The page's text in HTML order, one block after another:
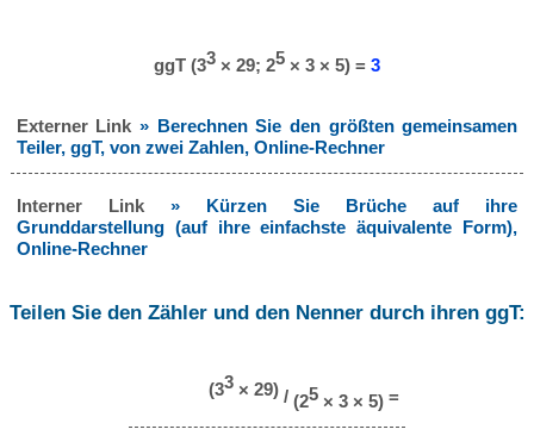
ggT (33 × 29; 25 × 3 × 5) = 3
Externer Link» Berechnen Sie den größten gemeinsamen
Teiler, ggT, von zwei Zahlen, Online-Rechner
Interner Link » Kürzen Sie Brüche auf ihre
Grunddarstellung (auf ihre einfachste äquivalente Form),
Online-Rechner
Teilen Sie den Zähler und den Nenner durch ihren ggT:
(33 × 29) / (25 × 3 × 5) =